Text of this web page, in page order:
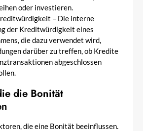
oder investieren.
– Die interne
der Kreditwürdigkeit eines
die dazu verwendet wird,
darüber zu treffen, ob Kredite
abgeschlossen
die Bonität
die eine Bonität beeinflussen.